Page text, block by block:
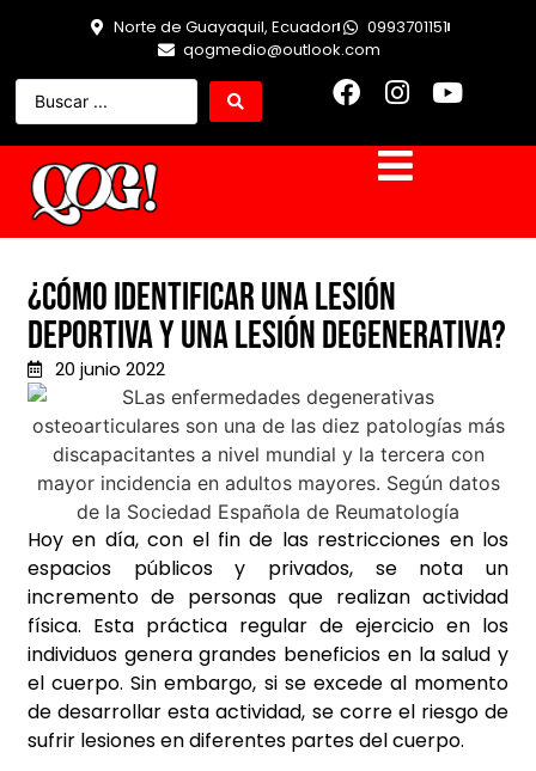
Norte de Guayaquil, Ecuador
0993701151
qogmedio@outlook.com
¿Cómo identificar una lesión
deportiva y una lesión degenerativa?
20 junio 2022
Hoy en día, con el fin de las restricciones en los
espacios públicos y privados, se nota un
incremento de personas que realizan actividad
física. Esta práctica regular de ejercicio en los
individuos genera grandes beneficios en la salud y
el cuerpo. Sin embargo, si se excede al momento
de desarrollar esta actividad, se corre el riesgo de
sufrir lesiones en diferentes partes del cuerpo.